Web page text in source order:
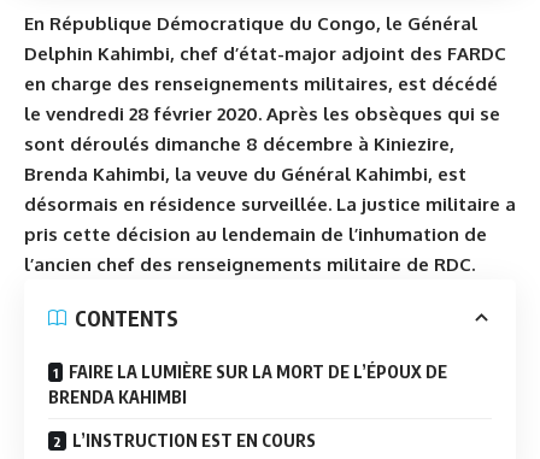
En République Démocratique du Congo, le Général
Delphin Kahimbi, chef d’état-major adjoint des FARDC
en charge des renseignements militaires, est décédé
le vendredi 28 février 2020. Après les obsèques qui se
sont déroulés dimanche 8 décembre à Kiniezire,
Brenda Kahimbi, la veuve du Général Kahimbi, est
désormais en résidence surveillée. La justice militaire a
pris cette décision au lendemain de l’inhumation de
l’ancien chef des renseignements militaire de RDC.
CONTENTS
FAIRE LA LUMIÈRE SUR LA MORT DE L’ÉPOUX DE
BRENDA KAHIMBI
L’INSTRUCTION EST EN COURS